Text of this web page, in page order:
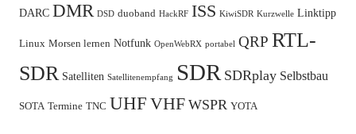
DARC DMR DSD duoband HackRF ISS KiwiSDR Kurzwelle Linktipp
Linux Morsen lernen Notfunk OpenWebRX portabel QRP RTL-
SDR Satelliten Satellitenempfang SDR SDRplay Selbstbau
SOTA Termine TNC UHF VHF WSPR YOTA